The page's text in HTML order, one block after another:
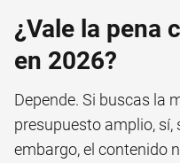
¿Vale la pena
en 2026?
Depende. Si buscas la
presupuesto amplio, sí,
embargo, el contenido